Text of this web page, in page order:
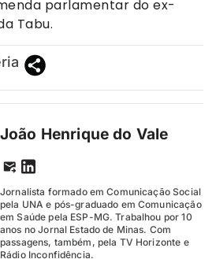
parlamentar do ex-
Tabu.
João Henrique do Vale
Jornalista formado em Comunicação Social
pela UNA e pós-graduado em Comunicação
em Saúde pela ESP-MG. Trabalhou por 10
anos no Jornal Estado de Minas. Com
passagens, também, pela TV Horizonte e
Rádio Inconfidência.